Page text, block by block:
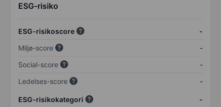
ESG-risiko
ESG-risikoscore
-
Miljø-score
-
Social-score
-
Ledelses-score
-
ESG-risikokategori -